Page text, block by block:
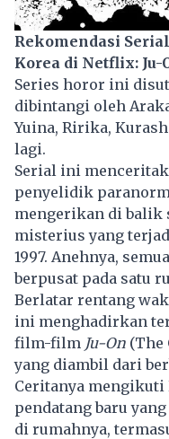
Rekomendasi
Korea di Netflix: Ju-
Series horor ini
dibintangi oleh
Yuina, Ririka,
lagi.
Serial ini
penyelidik
mengerikan di balik
misterius yang
1997. Anehnya,
berpusat pada satu
Berlatar rentang
ini menghadirkan
film-film Ju-On (The
yang diambil dari
Ceritanya mengikuti
pendatang baru
di rumahnya,